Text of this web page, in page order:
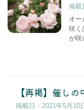
掲載
オー
咲く
が
【再掲】催し
掲載日： 2021年5月10